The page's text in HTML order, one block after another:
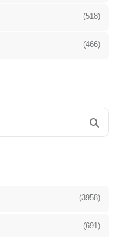
(518)
(466)
(3958)
(691)